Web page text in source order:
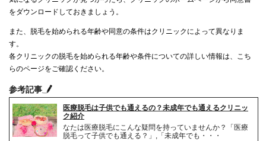
をダウンロードしておきましょう。
また、脱毛を始められる年齢や同意の条件はクリニックによって異なりま
す。
各クリニックの脱毛を始められる年齢や条件についての詳しい情報は、こち
らのページをご確認ください。
参考記事
医療脱毛は子供でも通えるの？未成年でも通えるクリニッ
ク紹介
なたは医療脱毛にこんな疑問を持っていませんか？「医療
脱毛って子供でも通える？」,「未成年でも・・・